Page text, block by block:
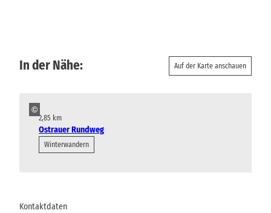
In der Nähe: Auf der Karte anschauen
©
2,85 km
Ostrauer Rundweg
Winterwandern
Kontaktdaten